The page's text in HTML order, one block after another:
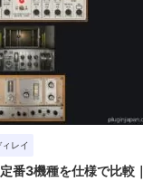
レイ
番3機種を仕様で比較｜